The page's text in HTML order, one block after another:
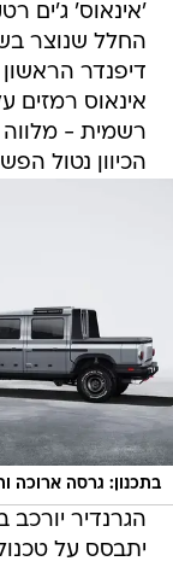
'אינאוס' ג'ים
אינאוס רמזים
רשמית -
הכיוון נטול
בתכנון: גרסה ארוכה
הגרנדיר יורכב
יתבסס על